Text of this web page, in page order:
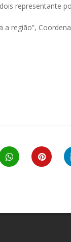
representante
região”,